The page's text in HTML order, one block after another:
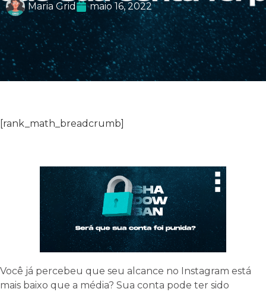
Maria Grid maio 16, 2022
[rank_math_breadcrumb]
Você já percebeu que seu alcance no Instagram está
mais baixo que a média? Sua conta pode ter sido